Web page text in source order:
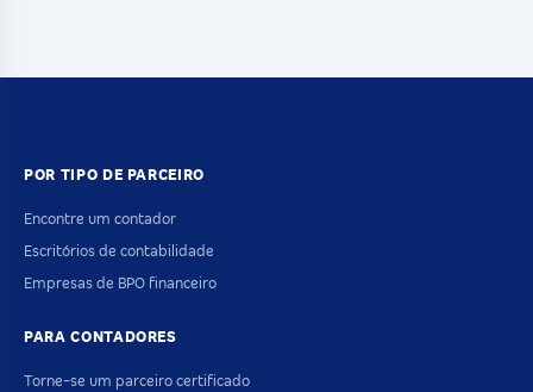
POR TIPO DE PARCEIRO
Encontre um contador
Escritórios de contabilidade
Empresas de BPO financeiro
PARA CONTADORES
Torne-se um parceiro certificado